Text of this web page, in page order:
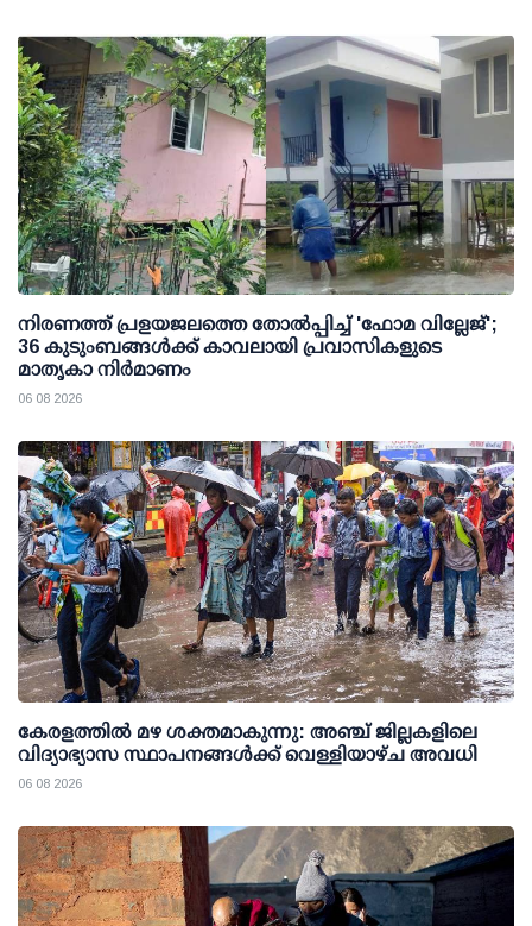
നിരണത്ത് പ്രളയജലത്തെ തോല്‍പ്പിച്ച് 'ഫോമ വില്ലേജ്';
36 കുടുംബങ്ങള്‍ക്ക് കാവലായി പ്രവാസികളുടെ
മാതൃകാ നിര്‍മാണം
06 08 2026
കേരളത്തില്‍ മഴ ശക്തമാകുന്നു: അഞ്ച് ജില്ലകളിലെ
വിദ്യാഭ്യാസ സ്ഥാപനങ്ങള്‍ക്ക് വെള്ളിയാഴ്ച അവധി
06 08 2026